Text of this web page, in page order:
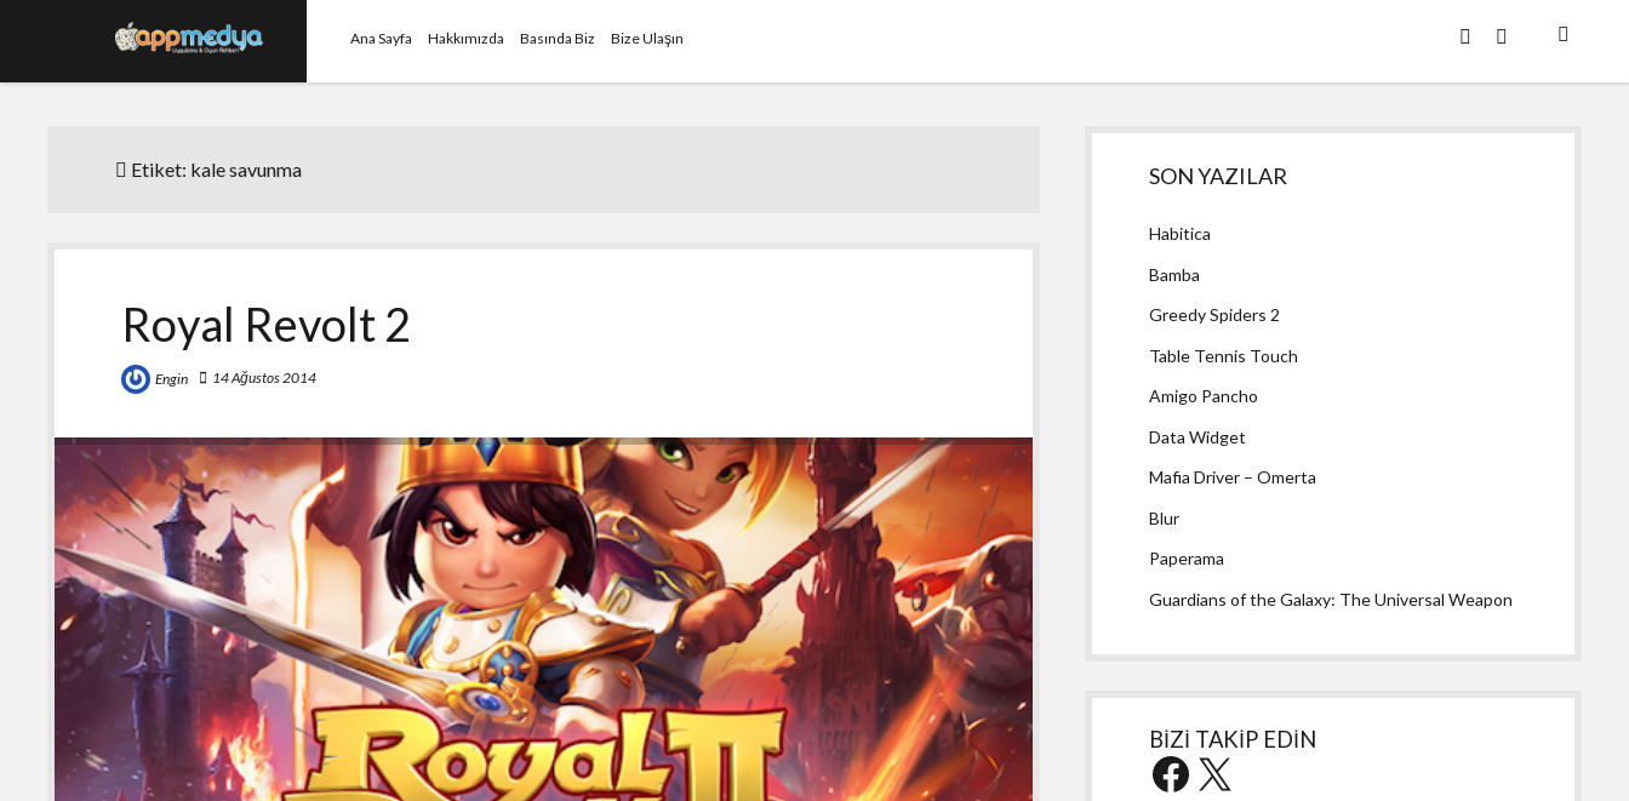
Ana Sayfa Hakkımızda Basında Biz Bize Ulaşın twitterfacebook
Etiket: kale savunma
Royal Revolt 2
Engin 14 Ağustos 2014
Yan
Menü
SON YAZILAR
Habitica
Bamba
Greedy Spiders 2
Table Tennis Touch
Amigo Pancho
Data Widget
Mafia Driver – Omerta
Blur
Paperama
Guardians of the Galaxy: The Universal Weapon
BİZİ TAKİP EDİN
Facebook
X